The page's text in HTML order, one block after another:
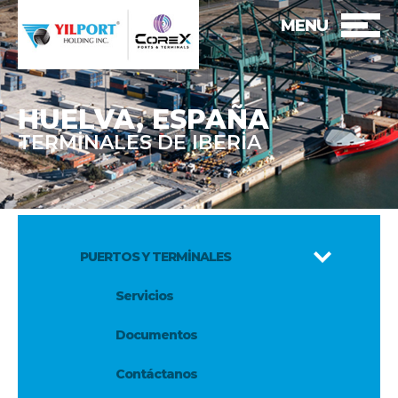
MENU
HUELVA, ESPAÑA
TERMİNALES DE IBERİA
PUERTOS Y TERMİNALES
Servicios
Documentos
Contáctanos